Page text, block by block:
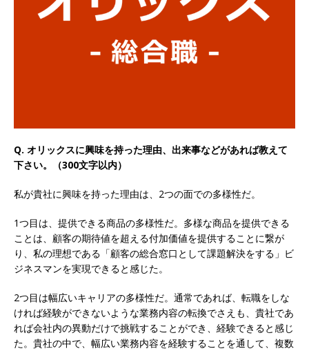
以上営業増益を達成 ｜ プライム上場 ｜ カプコン
[ 2026年5月15日 ] 【 28卒 ｜ 早期選考直結型の
体育会積極採用企業
[ 2026年5月15日 ]
参加者は書類選考・一次面接免除 】 M&A総研の
グループ企業 ｜ 日本トップレベルの企業へ幅広
いコンサルを行う ｜ スタートアップの成長性×
大手グループとしての安定性バツグン ｜ 年収
オンツ・コンサルティング
体育会積極採用企
業
Q. オリックスに興味を持った理由、出来事などがあれば教えて
下さい。（300文字以内）
私が貴社に興味を持った理由は、2つの面での多様性だ。
1つ目は、提供できる商品の多様性だ。多様な商品を提供できる
ことは、顧客の期待値を超える付加価値を提供することに繋が
り、私の理想である「顧客の総合窓口として課題解決をする」ビ
ジネスマンを実現できると感じた。
2つ目は幅広いキャリアの多様性だ。通常であれば、転職をしな
ければ経験ができないような業務内容の転換でさえも、貴社であ
れば会社内の異動だけで挑戦することができ、経験できると感じ
た。貴社の中で、幅広い業務内容を経験することを通して、複数